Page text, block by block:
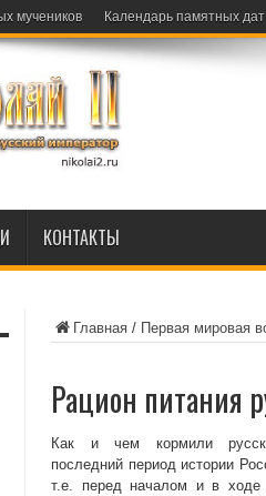
мучеников Календарь памятных
КОНТАКТЫ
Главная / Первая мировая
Рацион питания
Как и чем кормили
последний период истории
т.е. перед началом и в ходе